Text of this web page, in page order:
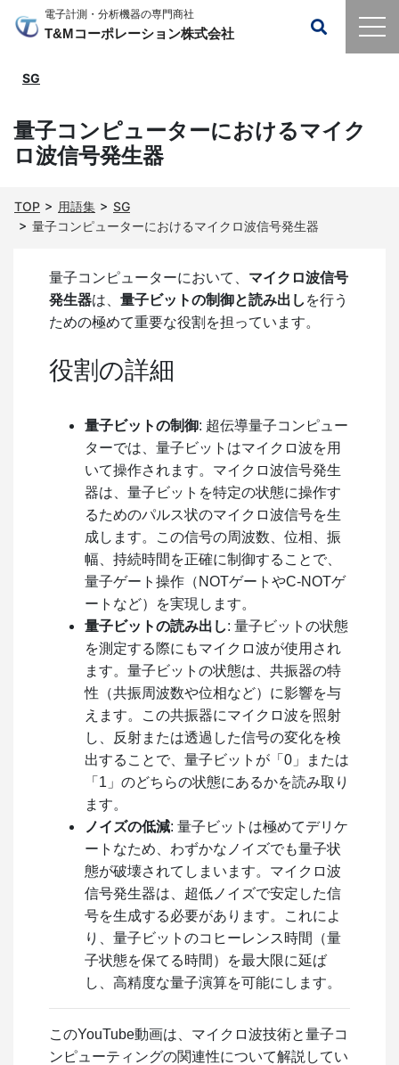
電子計測・分析機器の専門商社
T&Mコーポレーション株式会社
SG
量子コンピューターにおけるマイク
ロ波信号発生器
TOP 用語集
SG
量子コンピューターにおけるマイクロ波信号発生器
量子コンピューターにおいて、 マイクロ波信号
発生器は、 量子ビットの制御と読み出し を行う
ための極めて重要な役割を担っています。
役割の詳細
量子ビットの制御: 超伝導量子コンピュー
ターでは、量子ビットはマイクロ波を用
いて操作されます。マイクロ波信号発生
器は、量子ビットを特定の状態に操作す
るためのパルス状のマイクロ波信号を生
成します。この信号の周波数、位相、振
幅、持続時間を正確に制御することで、
量子ゲート操作（NOTゲートやC-NOTゲ
ートなど）を実現します。
量子ビットの読み出し: 量子ビットの状態
を測定する際にもマイクロ波が使用され
ます。量子ビットの状態は、共振器の特
性（共振周波数や位相など）に影響を与
えます。この共振器にマイクロ波を照射
し、反射または透過した信号の変化を検
出することで、量子ビットが「0」または
「1」のどちらの状態にあるかを読み取り
ます。
ノイズの低減: 量子ビットは極めてデリケ
ートなため、わずかなノイズでも量子状
態が破壊されてしまいます。マイクロ波
信号発生器は、超低ノイズで安定した信
号を生成する必要があります。これによ
り、量子ビットのコヒーレンス時間（量
子状態を保てる時間）を最大限に延ば
し、高精度な量子演算を可能にします。
このYouTube動画は、マイクロ波技術と量子コ
ンピューティングの関連性について解説してい